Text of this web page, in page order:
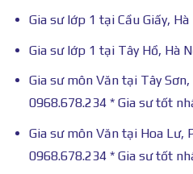
Gia sư lớp 1 tại Cầu Giấy, Hà
Gia sư lớp 1 tại Tây Hồ, Hà
Gia sư môn Văn tại Tây
0968.678.234 * Gia sư tốt
Gia sư môn Văn tại Hoa Lư,
0968.678.234 * Gia sư tốt